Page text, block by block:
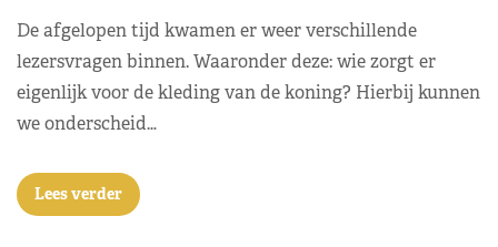
De afgelopen tijd kwamen er weer verschillende
lezersvragen binnen. Waaronder deze: wie zorgt er
eigenlijk voor de kleding van de koning? Hierbij kunnen
we onderscheid…
Lees verder